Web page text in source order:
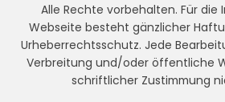
Alle Rechte vorbehalten. Für die
Webseite besteht gänzlicher
Urheberrechtsschutz. Jede
Verbreitung und/oder öffentliche
schriftlicher Zustimmung